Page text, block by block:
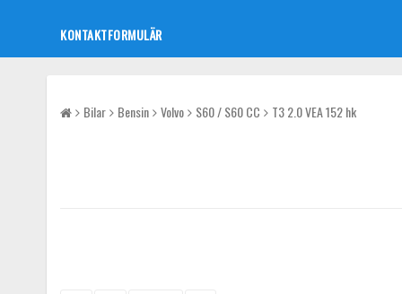
KONTAKTFORMULÄR
Bilar Bensin Volvo S60 / S60 CC T3 2.0 VEA 152 hk